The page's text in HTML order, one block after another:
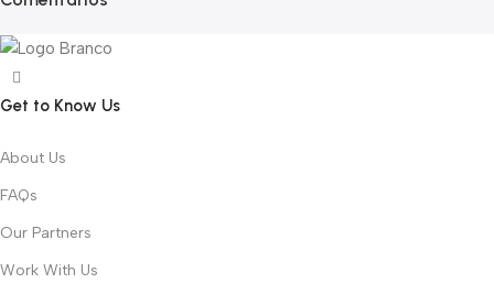
Get to Know Us
About Us
FAQs
Our Partners
Work With Us